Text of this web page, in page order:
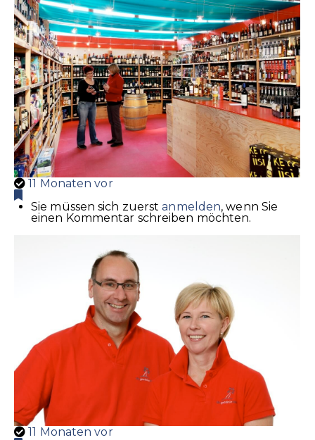
11 Monaten vor
Sie müssen sich zuerstanmelden, wenn Sie
einen Kommentar schreiben möchten.
11 Monaten vor